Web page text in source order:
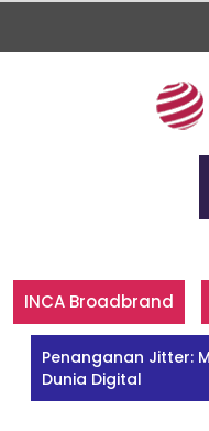
Skip
content
INCA Broadbrand
Penanganan Jitter:
Dunia Digital